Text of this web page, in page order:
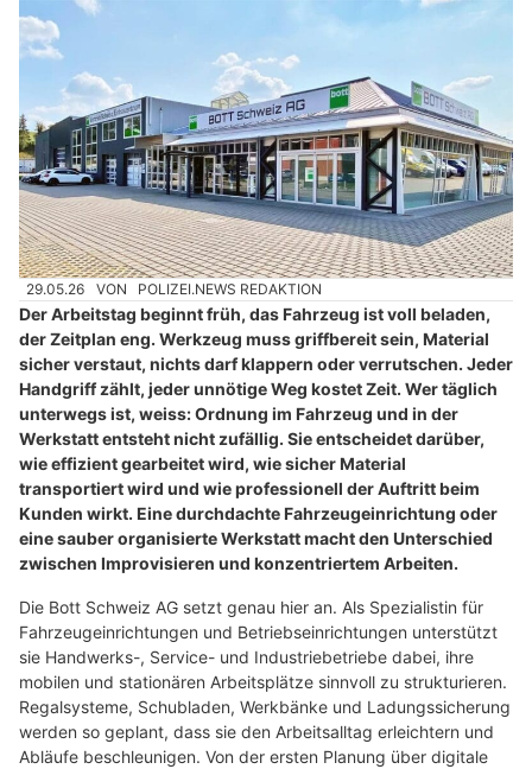
29.05.26 VON POLIZEI.NEWS REDAKTION
Der Arbeitstag beginnt früh, das Fahrzeug ist voll beladen,
der Zeitplan eng. Werkzeug muss griffbereit sein, Material
sicher verstaut, nichts darf klappern oder verrutschen. Jeder
Handgriff zählt, jeder unnötige Weg kostet Zeit. Wer täglich
unterwegs ist, weiss: Ordnung im Fahrzeug und in der
Werkstatt entsteht nicht zufällig. Sie entscheidet darüber,
wie effizient gearbeitet wird, wie sicher Material
transportiert wird und wie professionell der Auftritt beim
Kunden wirkt. Eine durchdachte Fahrzeugeinrichtung oder
eine sauber organisierte Werkstatt macht den Unterschied
zwischen Improvisieren und konzentriertem Arbeiten.
Die Bott Schweiz AG setzt genau hier an. Als Spezialistin für
Fahrzeugeinrichtungen und Betriebseinrichtungen unterstützt
sie Handwerks-, Service- und Industriebetriebe dabei, ihre
mobilen und stationären Arbeitsplätze sinnvoll zu strukturieren.
Regalsysteme, Schubladen, Werkbänke und Ladungssicherung
werden so geplant, dass sie den Arbeitsalltag erleichtern und
Abläufe beschleunigen. Von der ersten Planung über digitale